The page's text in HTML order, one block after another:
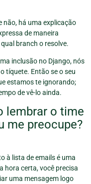
não, há uma explicação
de maneira
branch o resolve.
inclusão no Django, nós
tíquete. Então se o seu
estamos te ignorando;
de vê-lo ainda.
lembrar o time
me preocupe?
à lista de emails é uma
hora certa, você precisa
uma mensagem logo